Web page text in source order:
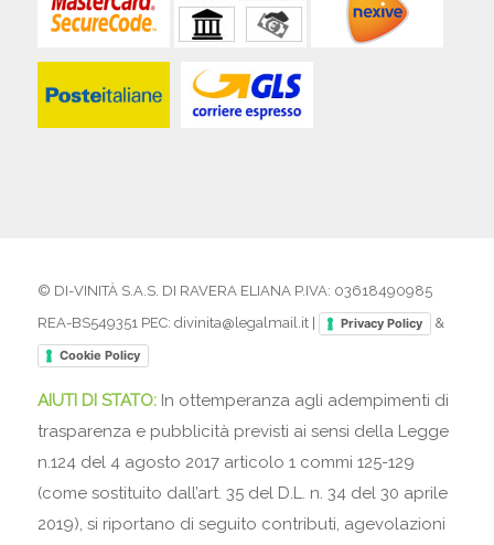
© DI-VINITÀ S.A.S. DI RAVERA ELIANA P.IVA: 03618490985
REA-BS549351 PEC: divinita@legalmail.it |
Privacy Policy &
Cookie Policy
AIUTI DI STATO: In ottemperanza agli adempimenti di
trasparenza e pubblicità previsti ai sensi della Legge
n.124 del 4 agosto 2017 articolo 1 commi 125-129
(come sostituito dall’art. 35 del D.L. n. 34 del 30 aprile
2019), si riportano di seguito contributi, agevolazioni